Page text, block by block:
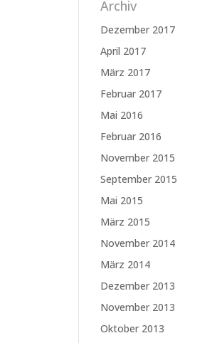
Archiv
Dezember 2017
April 2017
März 2017
Februar 2017
Mai 2016
Februar 2016
November 2015
September 2015
Mai 2015
März 2015
November 2014
März 2014
Dezember 2013
November 2013
Oktober 2013